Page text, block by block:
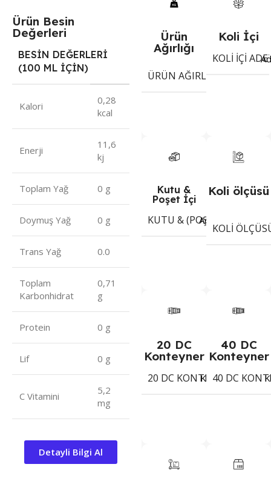
Ürün Besin
Değerleri
BESİN DEĞERLERİ
(100 ML İÇİN)
Kalori
0,28
kcal
Enerji
11,6
kj
Toplam Yağ 0 g
Doymuş Yağ 0 g
Trans Yağ 0.0
Toplam
Karbonhidrat
0,71
g
Protein 0 g
Lif 0 g
C Vitamini
5,2
mg
Detayli Bilgi Al
Ürün
Ağırlığı
ÜRÜN AĞIRLIĞI
Koli İçi
KOLI İÇI
Kutu &
Poşet İçi
KUTU & (POŞET) İÇI ADET
Adet
Koli ölçüsü
KOLI
20 DC
Konteyner
20 DC KONTEYNER 1402
Koli
40 DC
Konteyner
40 DC